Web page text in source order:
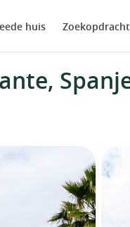
huis Zoekopdracht